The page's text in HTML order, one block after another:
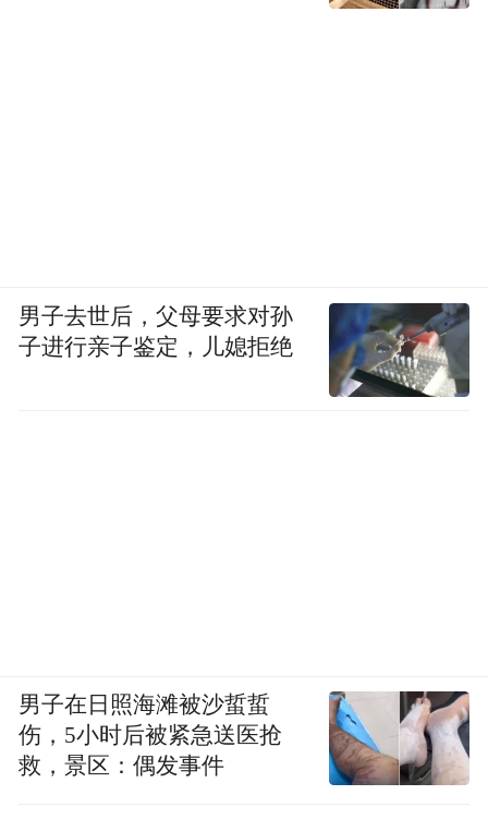
男子去世后，父母要求对孙
子进行亲子鉴定，儿媳拒绝
男子在日照海滩被沙蜇蜇
伤，5小时后被紧急送医抢
救，景区：偶发事件